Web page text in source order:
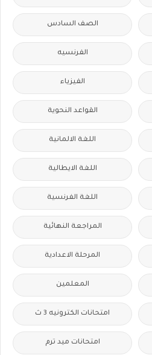
الصف السادس
الفرنسيه
الفيزياء
القواعد النحوية
اللغة الالمانية
اللغة الايطالية
اللغة الفرنسية
المراجعة النهائية
المرحلة الاعدادية
المعلمين
امتحانات الكترونيه 3 ث
امتحانات ميد ترم